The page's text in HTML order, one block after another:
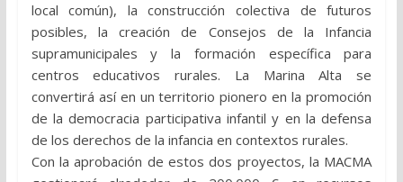
local común), la construcción colectiva de futuros
posibles, la creación de Consejos de la Infancia
supramunicipales y la formación específica para
centros educativos rurales. La Marina Alta se
convertirá así en un territorio pionero en la promoción
de la democracia participativa infantil y en la defensa
de los derechos de la infancia en contextos rurales.
Con la aprobación de estos dos proyectos, la MACMA